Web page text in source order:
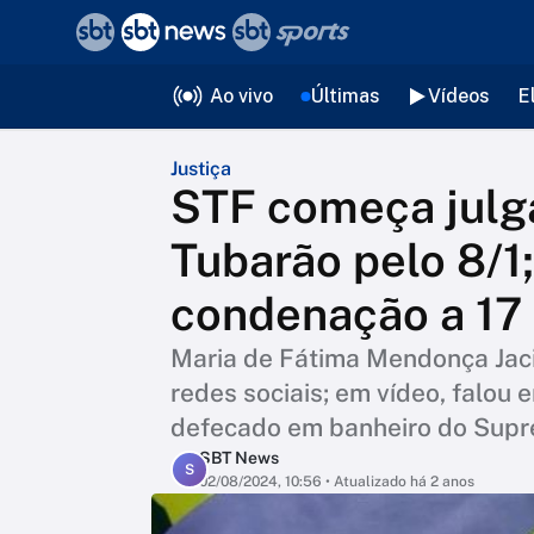
Ao vivo Últimas Vídeos
Justiça
STF começa
Tubarão pelo 8/
condenação a
Maria de Fátima Mendonça
redes sociais; em vídeo, falou
defecado em banheiro do
S
SBT News
02/08/2024, 10:56 • Atualizado há 2 anos
voltar
Editorias